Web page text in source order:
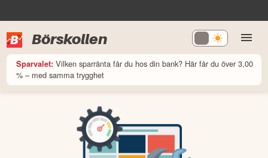
Börskollen
Sparvalet: Vilken sparränta får du hos din bank? Här får du över 3,00
% – med samma trygghet